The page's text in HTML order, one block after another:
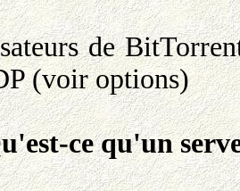
de
(voir options)
ce qu'un